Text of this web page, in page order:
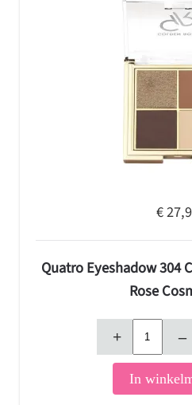
€
Quatro Eyeshadow 304
Rose
+ –
In